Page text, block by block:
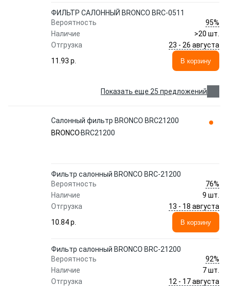
ФИЛЬТР САЛОННЫЙ BRONCO BRC-0511
Вероятность
95%
Наличие
>20 шт.
Отгрузка
23 - 26 августа
11.93 p.
В корзину
Показать еще 25 предложений
Салонный фильтр BRONCO BRC21200
BRONCO BRC21200
Фильтр салонный BRONCO BRC-21200
Вероятность
76%
Наличие
9 шт.
Отгрузка
13 - 18 августа
10.84 p.
В корзину
Фильтр салонный BRONCO BRC-21200
Вероятность
92%
Наличие
7 шт.
Отгрузка
12 - 17 августа